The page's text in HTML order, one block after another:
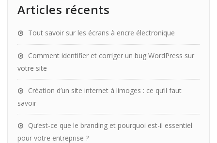
Articles récents
Tout savoir sur les écrans à encre électronique
Comment identifier et corriger un bug WordPress sur
votre site
Création d’un site internet à limoges : ce qu’il faut
savoir
Qu’est-ce que le branding et pourquoi est-il essentiel
pour votre entreprise ?